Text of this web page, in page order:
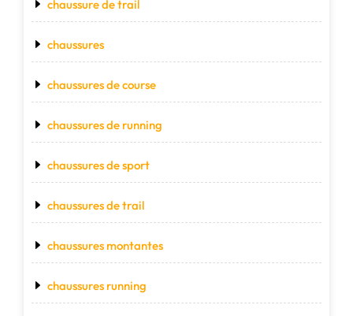
chaussure de trail
chaussures
chaussures de course
chaussures de running
chaussures de sport
chaussures de trail
chaussures montantes
chaussures running